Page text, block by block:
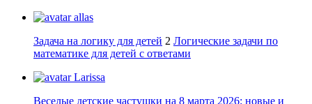
allas
Задача на логику для детей 2 Логические задачи по
математике для детей с ответами
Larissa
Веселые детские частушки на 8 марта 2026: новые и